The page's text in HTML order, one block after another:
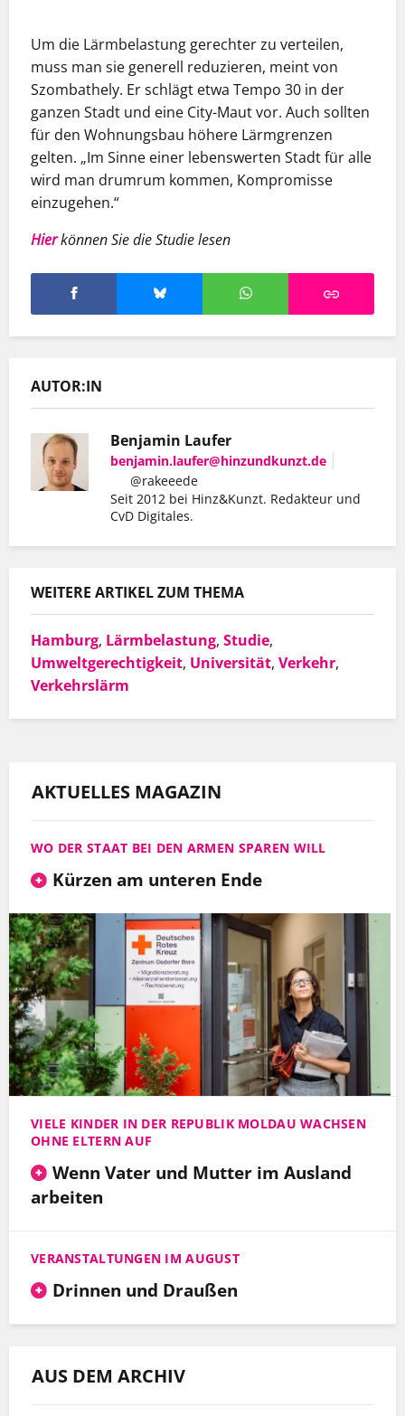
Um die Lärmbelastung gerechter zu verteilen,
muss man sie generell reduzieren, meint von
Szombathely. Er schlägt etwa Tempo 30 in der
ganzen Stadt und eine City-Maut vor. Auch sollten
für den Wohnungsbau höhere Lärmgrenzen
gelten. „Im Sinne einer lebenswerten Stadt für alle
wird man drumrum kommen, Kompromisse
einzugehen.“
Hierkönnen Sie die Studie lesen
AUTOR:IN
Benjamin Laufer
benjamin.laufer@hinzundkunzt.de
@rakeeede
Seit 2012 bei Hinz&Kunzt. Redakteur und
CvD Digitales.
WEITERE ARTIKEL ZUM THEMA
Hamburg, Lärmbelastung, Studie,
Umweltgerechtigkeit, Universität, Verkehr,
Verkehrslärm
Arbeitgeber, der ihn so schätzt, wie er ist.
AKTUELLES MAGAZIN
WO DER STAAT BEI DEN ARMEN SPAREN WILL
Kürzen am unteren Ende
VIELE KINDER IN DER REPUBLIK MOLDAU WACHSEN
OHNE ELTERN AUF
Wenn Vater und Mutter im Ausland
arbeiten
VERANSTALTUNGEN IM AUGUST
Drinnen und Draußen
AUS DEM ARCHIV